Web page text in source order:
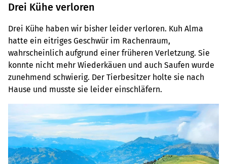
Drei Kühe verloren
Drei Kühe haben wir bisher leider verloren. Kuh Alma
hatte ein eitriges Geschwür im Rachenraum,
wahrscheinlich aufgrund einer früheren Verletzung. Sie
konnte nicht mehr Wiederkäuen und auch Saufen wurde
zunehmend schwierig. Der Tierbesitzer holte sie nach
Hause und musste sie leider einschläfern.